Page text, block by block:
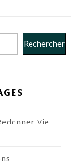
Rechercher
Vie